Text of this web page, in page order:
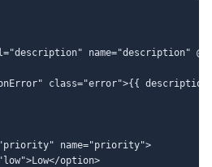
name="description"
class="error">{{
name="priority">
option>